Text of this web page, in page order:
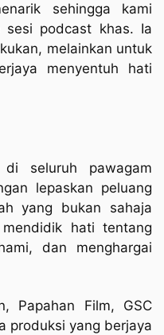
sehingga kami
sesi podcast khas. Ia
melainkan untuk
menyentuh hati
seluruh pawagam
lepaskan peluang
yang bukan sahaja
hati tentang
dan menghargai
Papahan Film, GSC
produksi yang berjaya